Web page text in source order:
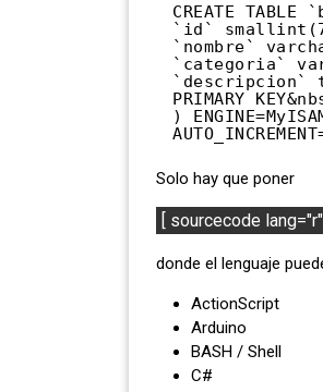
CREATE
`id` smallint(7)
`nombre`
`categoria`
`descripcion`
PRIMARY
)
Solo hay que poner
donde el lenguaje
ActionScript
Arduino
BASH / Shell
C#